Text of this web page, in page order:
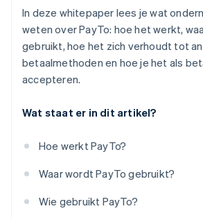
In deze whitepaper lees je wat
weten over PayTo: hoe het werkt,
gebruikt, hoe het zich verhoudt tot
betaalmethoden en hoe je het als
accepteren.
Wat staat er in dit artikel?
Hoe werkt PayTo?
Waar wordt PayTo gebruikt?
Wie gebruikt PayTo?